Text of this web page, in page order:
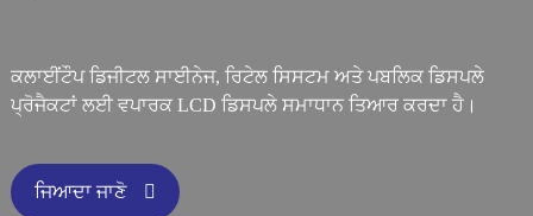
ਕਲਾਈਂਟੌਪ ਡਿਜੀਟਲ ਸਾਈਨੇਜ, ਰਿਟੇਲ ਸਿਸਟਮ ਅਤੇ ਪਬਲਿਕ ਡਿਸਪਲੇ
ਪ੍ਰੋਜੈਕਟਾਂ ਲਈ ਵਪਾਰਕ LCD ਡਿਸਪਲੇ ਸਮਾਧਾਨ ਤਿਆਰ ਕਰਦਾ ਹੈ।
ਜਿਆਦਾ ਜਾਣੋ